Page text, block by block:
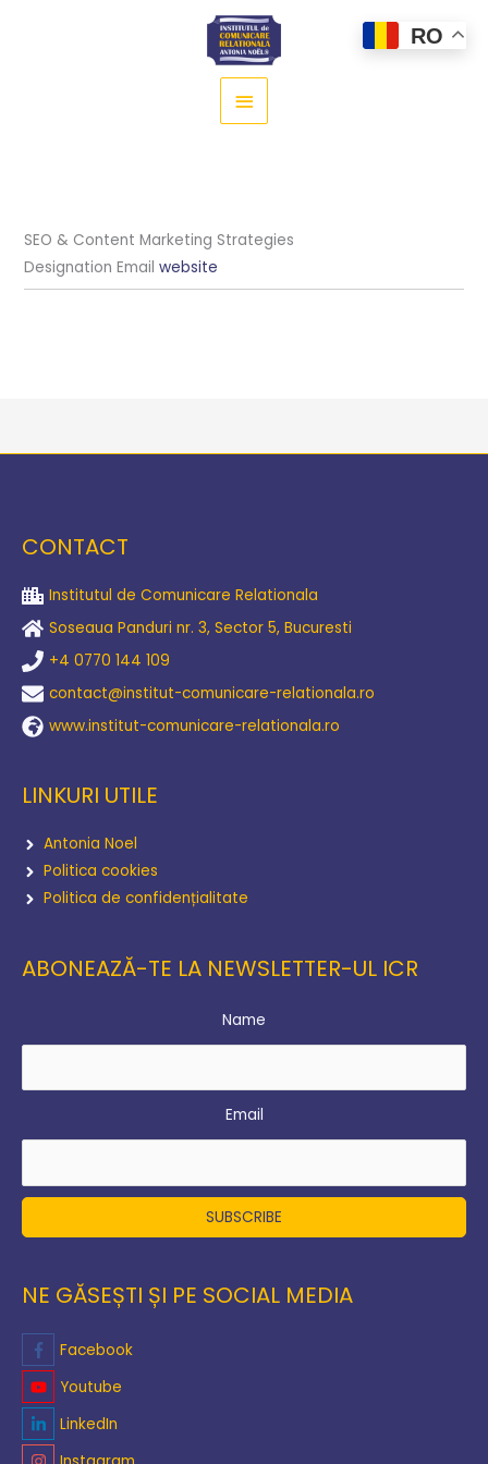
Main
Menu
SEO & Content Marketing Strategies
DesignationEmailwebsite
CONTACT
Institutul de Comunicare Relationala
Soseaua Panduri nr. 3, Sector 5, Bucuresti
+4 0770 144 109
contact@institut-comunicare-relationala.ro
www.institut-comunicare-relationala.ro
LINKURI UTILE
Antonia Noel
Politica cookies
Politica de confidențialitate
ABONEAZĂ-TE LA NEWSLETTER-UL ICR
Name
Email
NE GĂSEȘTI ȘI PE SOCIAL MEDIA
Facebook
Youtube
LinkedIn
RO